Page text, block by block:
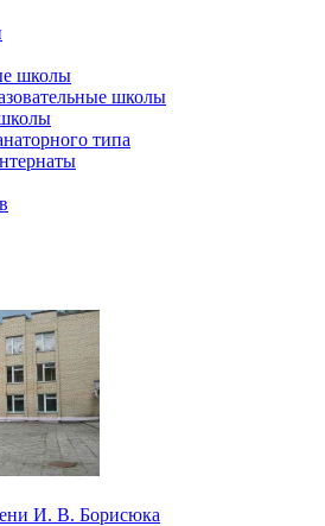
школы
школы
типа
И. В. Борисюка